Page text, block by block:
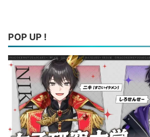
POP UP !